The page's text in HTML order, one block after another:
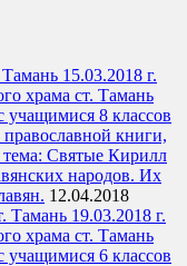
15.03.2018 г.
храма ст. Тамань
учащимися 8 классов
книги,
Святые Кирилл
народов. Их
12.04.2018
19.03.2018 г.
храма ст. Тамань
учащимися 6 классов